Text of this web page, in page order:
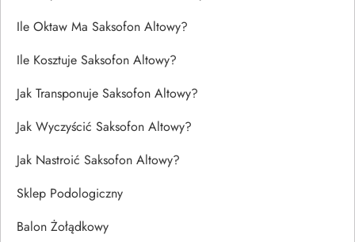
Ile Oktaw Ma Saksofon Altowy?
Ile Kosztuje Saksofon Altowy?
Jak Transponuje Saksofon Altowy?
Jak Wyczyścić Saksofon Altowy?
Jak Nastroić Saksofon Altowy?
Sklep Podologiczny
Balon Żołądkowy